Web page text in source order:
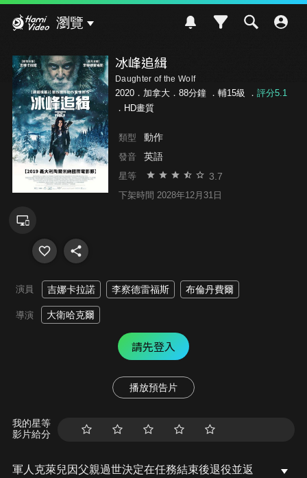
瀏覽
冰峰追緝
Daughter of the Wolf
2020．加拿大．88分鐘 ． 輔15級 ． 評分5.1
．HD畫質
類型 動作
發音 英語
星等 3.7
下架時間 2028年12月31日
演員 吉娜卡拉諾 李察德雷福斯 布倫丹費爾
導演 大衛哈克爾
請先登入
播放預告片
我的星等
影片給分
軍人克萊兒因父親過世決定在任務結束後退役並返